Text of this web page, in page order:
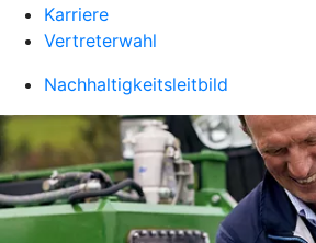
Karriere
Vertreterwahl
Nachhaltigkeitsleitbild